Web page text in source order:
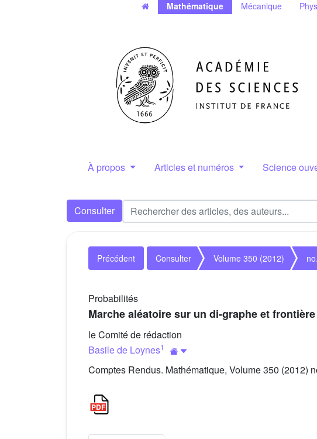
Mathématique Mécanique
À propos Articles et numéros Science
Consulter
Précédent Consulter Volume 350 (2012)
Probabilités
Marche aléatoire sur un di-graphe et
le Comité de rédaction
Basile de Loynes1
Comptes Rendus. Mathématique, Volume 350 (2012)